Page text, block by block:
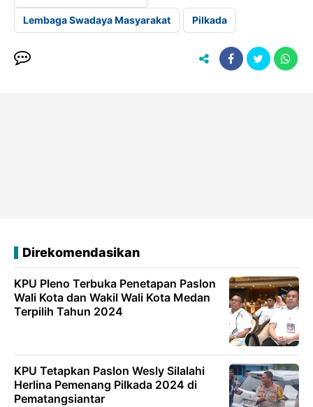
Lembaga Swadaya Masyarakat Pilkada
Direkomendasikan
KPU Pleno Terbuka Penetapan Paslon
Wali Kota dan Wakil Wali Kota Medan
Terpilih Tahun 2024
KPU Tetapkan Paslon Wesly Silalahi
Herlina Pemenang Pilkada 2024 di
Pematangsiantar